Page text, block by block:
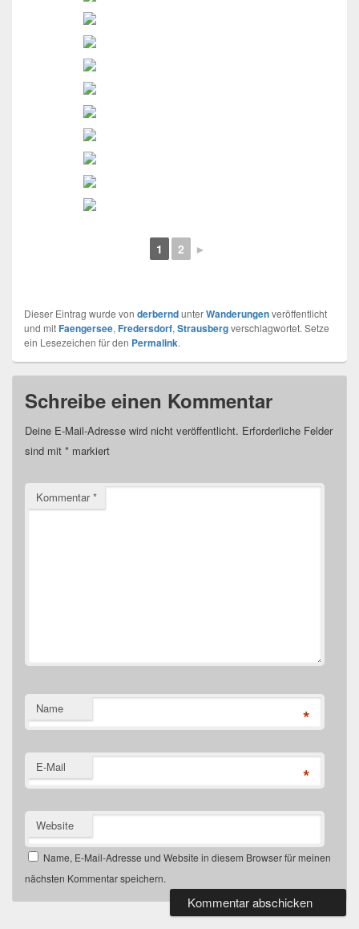
1 2 ►
Dieser Eintrag wurde von derberndunterWanderungenveröffentlicht
und mitFaengersee, Fredersdorf, Strausbergverschlagwortet. Setze
ein Lesezeichen für den Permalink.
Schreibe einen Kommentar
Deine E-Mail-Adresse wird nicht veröffentlicht. Erforderliche Felder
sind mit * markiert
Kommentar*
Name *
E-Mail *
Website
Name, E-Mail-Adresse und Website in diesem Browser für meinen
nächsten Kommentar speichern.